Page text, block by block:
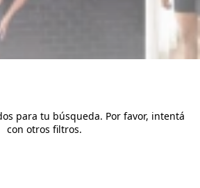
para tu búsqueda. Por favor, intentá
con otros filtros.